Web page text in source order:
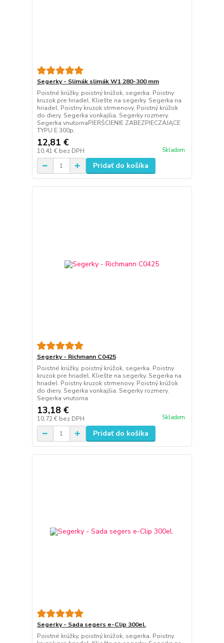
Segerky - Slimák slimák W1 280-300 mm
Poistné krúžky, poistný krúžok, segerka. Poistny
kruzok pre hriadel. Kliešte na segerky. Segerka na
hriadel. Poistny kruzok strmenovy. Poistný krúžok
do diery. Segerka vonkajšia. Segerky rozmery.
Segerka vnutornaPIERŚCIENIE ZABEZPIECZAJĄCE
TYPU E 300p.
12,81 €
10,41 € bez DPH Skladom
Pridať do košíka
Segerky - Richmann C0425
Poistné krúžky, poistný krúžok, segerka. Poistny
kruzok pre hriadel. Kliešte na segerky. Segerka na
hriadel. Poistny kruzok strmenovy. Poistný krúžok
do diery. Segerka vonkajšia. Segerky rozmery.
Segerka vnutorna
13,18 €
10,72 € bez DPH Skladom
Pridať do košíka
Segerky - Sada segers e-Clip 300el.
Poistné krúžky, poistný krúžok, segerka. Poistny